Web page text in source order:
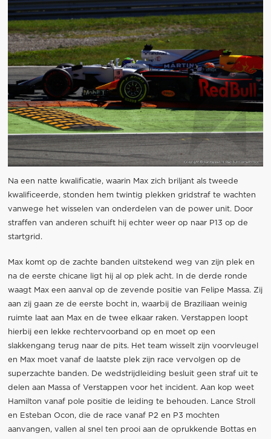
Na een natte kwalificatie, waarin Max zich briljant als tweede
kwalificeerde, stonden hem twintig plekken gridstraf te wachten
vanwege het wisselen van onderdelen van de power unit. Door
straffen van anderen schuift hij echter weer op naar P13 op de
startgrid.
Max komt op de zachte banden uitstekend weg van zijn plek en
na de eerste chicane ligt hij al op plek acht. In de derde ronde
waagt Max een aanval op de zevende positie van Felipe Massa. Zij
aan zij gaan ze de eerste bocht in, waarbij de Braziliaan weinig
ruimte laat aan Max en de twee elkaar raken. Verstappen loopt
hierbij een lekke rechtervoorband op en moet op een
slakkengang terug naar de pits. Het team wisselt zijn voorvleugel
en Max moet vanaf de laatste plek zijn race vervolgen op de
superzachte banden. De wedstrijdleiding besluit geen straf uit te
delen aan Massa of Verstappen voor het incident. Aan kop weet
Hamilton vanaf pole positie de leiding te behouden. Lance Stroll
en Esteban Ocon, die de race vanaf P2 en P3 mochten
aanvangen, vallen al snel ten prooi aan de oprukkende Bottas en